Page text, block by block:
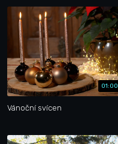
01:00
Vánoční svícen